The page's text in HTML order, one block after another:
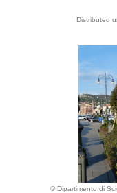
Distributed
© Dipartimento di